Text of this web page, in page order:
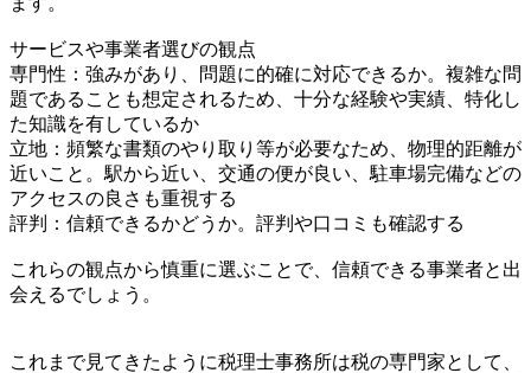
サービスや事業者選びの観点
専門性：強みがあり、問題に的確に対応できるか。複雑な問
題であることも想定されるため、十分な経験や実績、特化し
た知識を有しているか
立地：頻繁な書類のやり取り等が必要なため、物理的距離が
近いこと。駅から近い、交通の便が良い、駐車場完備などの
アクセスの良さも重視する
評判：信頼できるかどうか。評判や口コミも確認する
これらの観点から慎重に選ぶことで、信頼できる事業者と出
会えるでしょう。
これまで見てきたように税理士事務所は税の専門家として、